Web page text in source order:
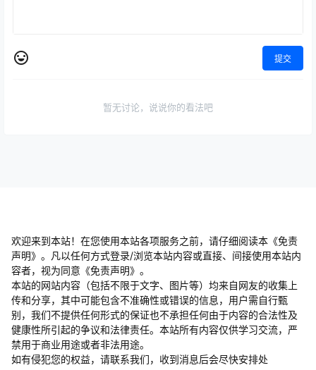
提交
暂无讨论，说说你的看法吧
欢迎来到本站！在您使用本站各项服务之前，请仔细阅读本《免责
声明》。凡以任何方式登录/浏览本站内容或直接、间接使用本站内
容者，视为同意《免责声明》。
本站的网站内容（包括不限于文字、图片等）均来自网友的收集上
传和分享，其中可能包含不准确性或错误的信息，用户需自行甄
别，我们不提供任何形式的保证也不承担任何由于内容的合法性及
健康性所引起的争议和法律责任。本站所有内容仅供学习交流，严
禁用于商业用途或者非法用途。
​如有侵犯您的权益，请联系我们，收到消息后会尽快安排处